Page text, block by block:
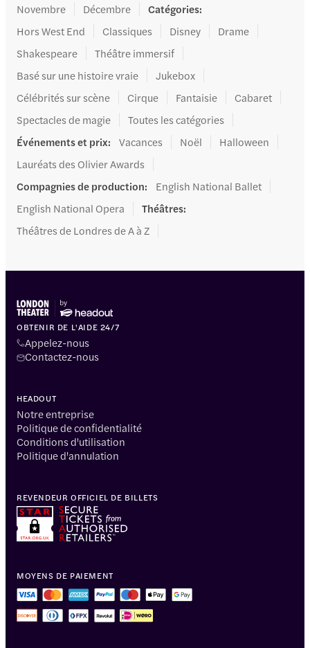
Novembre
Décembre Catégories:
Hors West End
Classiques Disney
Drame
Shakespeare
Théâtre immersif
Basé sur une histoire vraie
Jukebox
Célébrités sur scène
Cirque Fantaisie
Cabaret
Spectacles de magie
Toutes les catégories
Événements et prix: Vacances Noël
Halloween
Lauréats des Olivier Awards
Compagnies de production:
English National Ballet
English National Opera
Théâtres:
Théâtres de Londres de A à Z
OBTENIR DE L'AIDE 24/7
Appelez-nous
Contactez-nous
HEADOUT
Notre entreprise
Politique de confidentialité
Conditions d'utilisation
Politique d'annulation
MOYENS DE PAIEMENT
REVENDEUR OFFICIEL DE BILLETS